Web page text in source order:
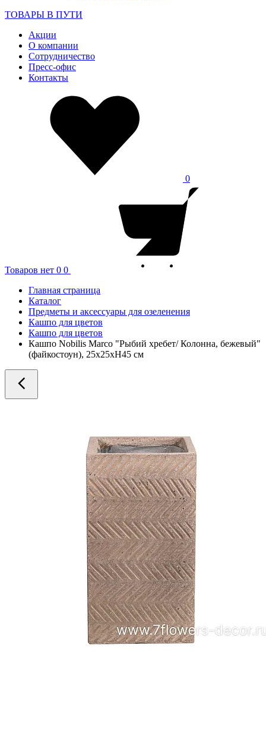
ТОВАРЫ В ПУТИ
Акции
О компании
Сотрудничество
Пресс-офис
Контакты
0
Товаров нет 0 0
Главная страница
Каталог
Предметы и аксессуары для озеленения
Кашпо для цветов
Кашпо для цветов
Кашпо Nobilis Marco "Рыбий хребет/ Колонна, бежевый"
(файкостоун), 25x25xH45 см